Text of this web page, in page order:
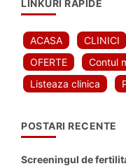
LINKURI RAPIDE
ACASA CLINICI
OFERTE
Contul
Listeaza clinica
POSTARI RECENTE
Screeningul de